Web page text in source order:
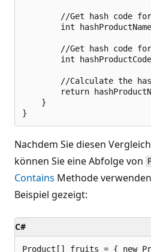
//Get hash code
int
//Get hash code
int
//Calculate the
return
    }
Nachdem Sie diesen
können Sie eine Abfolge von
Contains Methode
Beispiel gezeigt:
C#
Product[] fruits = { new